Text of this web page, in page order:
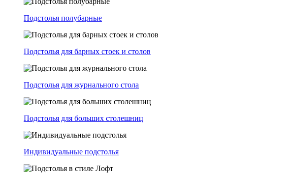
Подстолья полубарные
Подстолья для барных стоек и столов
Подстолья для журнального стола
Подстолья для больших столешниц
Индивидуальные подстолья